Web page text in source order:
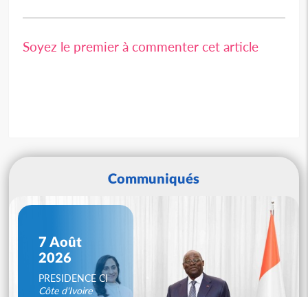
Soyez le premier à commenter cet article
Communiqués
7 Août
2026
PRESIDENCE CI
Côte d'Ivoire